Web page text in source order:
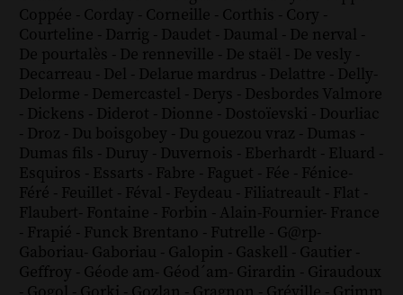
Coppée - Corday - Corneille - Corthis - Cory -
Courteline - Darrig - Daudet - Daumal - De nerval -
De pourtalès - De renneville - De staël - De vesly -
Decarreau - Del - Delarue mardrus - Delattre - Delly-
Delorme - Demercastel - Derys - Desbordes Valmore
- Dickens - Diderot - Dionne - Dostoïevski - Dourliac
- Droz - Du boisgobey - Du gouezou vraz - Dumas -
Dumas fils - Duruy - Duvernois - Eberhardt - Eluard -
Esquiros - Essarts - Fabre - Faguet - Fée - Fénice-
Féré - Feuillet - Féval - Feydeau - Filiatreault - Flat -
Flaubert- Fontaine - Forbin - Alain-Fournier- France
- Frapié - Funck Brentano - Futrelle - G@rp-
Gaboriau- Gaboriau - Galopin - Gaskell - Gautier -
Geffroy - Géode am- Géod´am- Girardin - Giraudoux